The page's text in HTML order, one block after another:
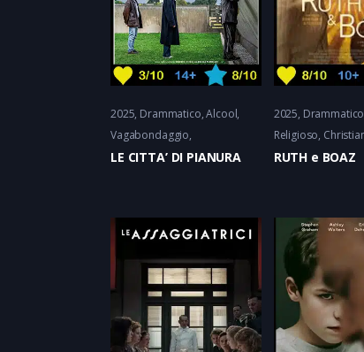
2025 Drammatico Alcool,
Vagabondaggio
LE CITTA’ DI PIANURA
2025 Drammatico
Religioso
RUTH e BOAZ